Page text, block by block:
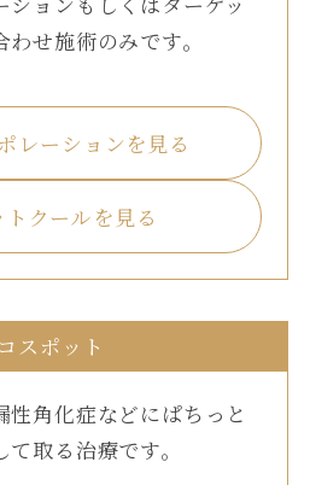
せ施術のみです。
レーションを見る
トクールを見る
スポット
角化症などにぱちっと
取る治療です。